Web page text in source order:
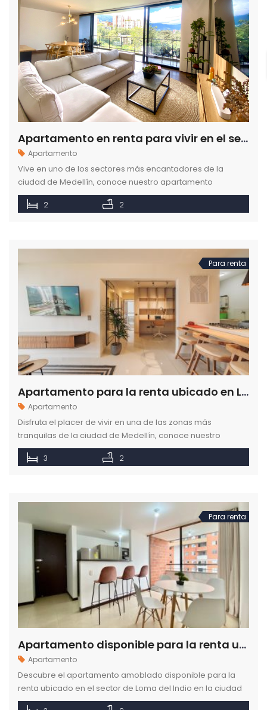
Apartamento en renta para vivir en el sector transversal inferior ciudad de Medellín
Apartamento
Vive en uno de los sectores más encantadores de la
ciudad de Medellín, conoce nuestro apartamento
amoblado ubicado cerca a la Transversal inferior en el
Poblado.
2 2
Para renta
Apartamento para la renta ubicado en Los Balsos ciudad de Medellín
Apartamento
Disfruta el placer de vivir en una de las zonas más
tranquilas de la ciudad de Medellín, conoce nuestro
apartamento amoblado disponible para la renta ubicado
en el sector de Los Balsos.
3 2
Para renta
Apartamento disponible para la renta ubicado en el sector de Loma del Indio en Medellín
Apartamento
Descubre el apartamento amoblado disponible para la
renta ubicado en el sector de Loma del Indio en la ciudad
de Medellín.